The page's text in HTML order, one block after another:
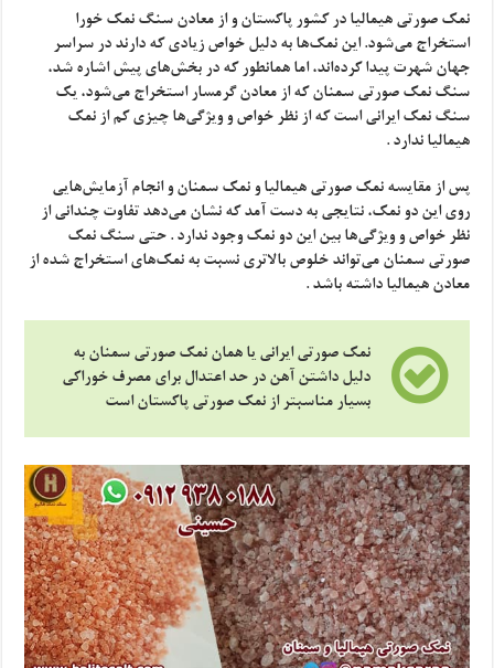
نمک صورتی هیمالیا در کشور پاکستان و از معادن سنگ نمک خورا
استخراج می‌شود. این نمک‌ها به دلیل خواص زیادی که دارند در سراسر
جهان شهرت پیدا کرده‌اند، اما همانطور که در بخش‌های پیش اشاره شد،
سنگ نمک صورتی سمنان که از معادن گرمسار استخراج می‌شود، یک
سنگ نمک ایرانی است که از نظر خواص و ویژگی‌ها چیزی کم از نمک
هیمالیا ندارد .
پس از مقایسه نمک صورتی هیمالیا و نمک سمنان و انجام آزمایش‌هایی
روی این دو نمک، نتایجی به دست آمد که نشان می‌دهد تفاوت چندانی از
نظر خواص و ویژگی‌ها بین این دو نمک وجود ندارد . حتی سنگ نمک
صورتی سمنان می‌تواند خلوص بالاتری نسبت به نمک‌های استخراج شده از
معادن هیمالیا داشته باشد .
نمک صورتی ایرانی یا همان نمک صورتی سمنان به
دلیل داشتن آهن در حد اعتدال برای مصرف خوراکی
بسیار مناسبتر از نمک صورتی پاکستان است